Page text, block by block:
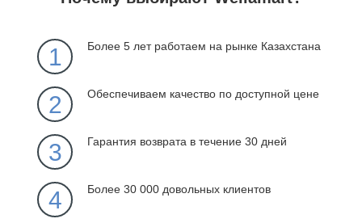
1 Более 5 лет работаем на рынке Казахстана
2 Обеспечиваем качество по доступной цене
3 Гарантия возврата в течение 30 дней
4 Более 30 000 довольных клиентов